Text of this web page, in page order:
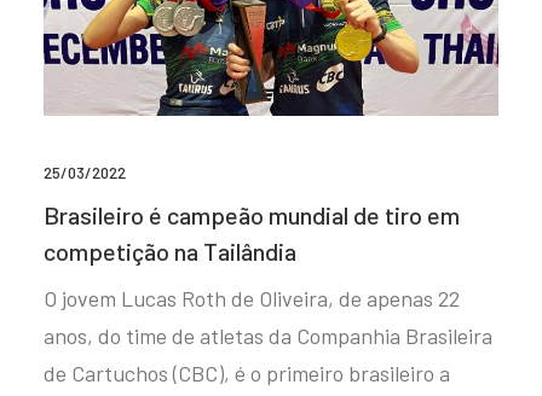
25/03/2022
Brasileiro é campeão mundial de tiro em
competição na Tailândia
O jovem Lucas Roth de Oliveira, de apenas 22
anos, do time de atletas da Companhia Brasileira
de Cartuchos (CBC), é o primeiro brasileiro a